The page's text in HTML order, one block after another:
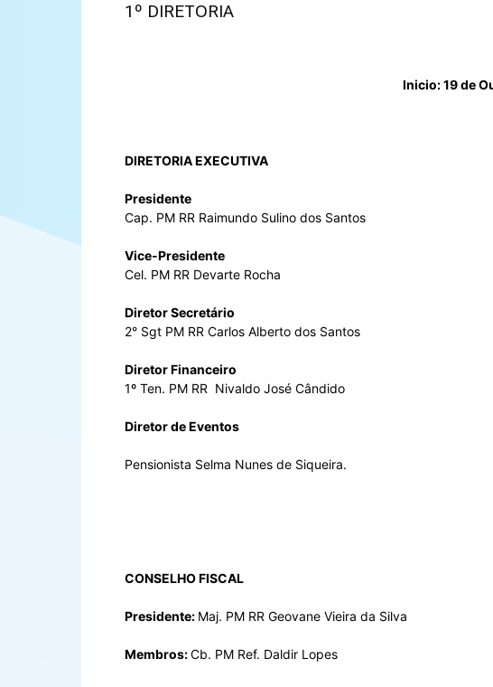
1º DIRETORIA
Inicio: 19 de
DIRETORIA EXECUTIVA
Presidente
Cap. PM RR Raimundo Sulino dos Santos
Vice-Presidente
Cel. PM RR Devarte Rocha
Diretor Secretário
2° Sgt PM RR Carlos Alberto dos Santos
Diretor Financeiro
1º Ten. PM RR Nivaldo José Cândido
Diretor de Eventos
Pensionista Selma Nunes de Siqueira.
CONSELHO FISCAL
Presidente: Maj. PM RR Geovane Vieira da Silva
Membros:Cb. PM Ref. Daldir Lopes